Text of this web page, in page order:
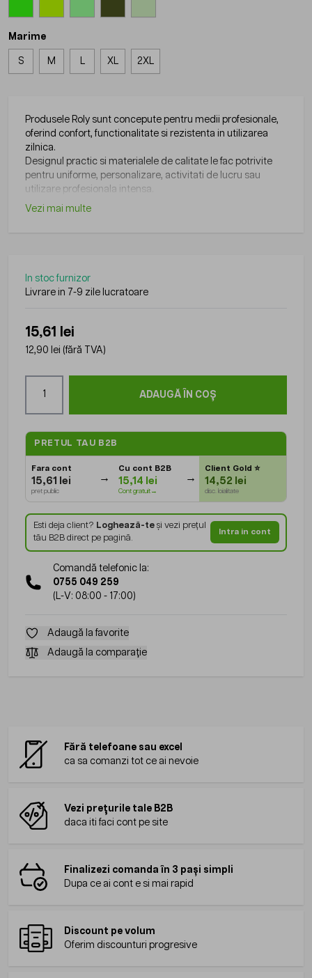
Marime
S M XL 2XL
Produsele Roly sunt concepute pentru medii profesionale,
oferind confort, functionalitate si rezistenta in utilizarea
zilnica.
Designul practic si materialele de calitate le fac potrivite
pentru uniforme, personalizare, activitati de lucru sau
utilizare profesionala intensa.
Vezi mai multe
In stoc furnizor
Livrare in 7-9 zile lucratoare
15,61 lei
12,90 lei (fără TVA)
ADAUGĂ ÎN COȘ
PRETUL TAU B2B
Fara cont
15,61 lei
pret public
Cu cont B2B
15,14 lei
Cont gratuit→
Client Gold⭐
14,52 lei
disc. loialitate
Esti deja client? Loghează-teși vezi prețul
tău B2B direct pe pagină.
Intra in cont
Comandă telefonic la:
0755 049 259
(L-V: 08:00 - 17:00)
Adaugă la favorite
Adaugă la comparație
Fără telefoane sau excel
ca sa comanzi tot ce ai nevoie
Vezi prețurile tale B2B
daca iti faci cont pe site
Finalizezi comanda în 3 pași simpli
Dupa ce ai cont e si mai rapid
Discount pe volum
Oferim discounturi progresive